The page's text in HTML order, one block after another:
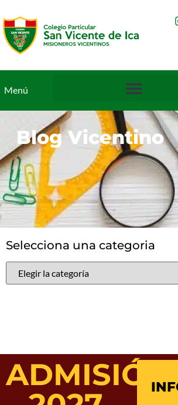
Menú
Blog Vicentino
Selecciona una categoria
ADMISIÓN